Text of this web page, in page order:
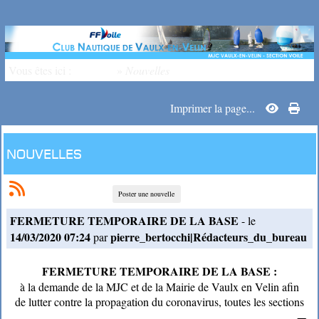
Imprimer la page...
Nouvelles
Poster une nouvelle
FERMETURE TEMPORAIRE DE LA BASE - le
14/03/2020 07:24parpierre_bertocchi|Rédacteurs_du_bureau
FERMETURE TEMPORAIRE DE LA BASE :
à la demande de la MJC et de la Mairie de Vaulx en Velin afin
de lutter contre la propagation du coronavirus, toutes les sections